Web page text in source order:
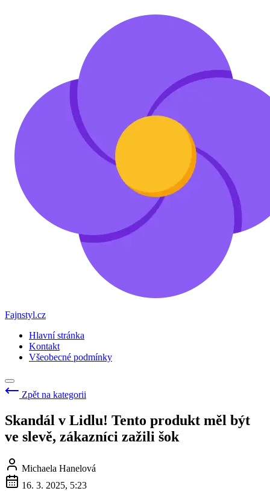
Fajnstyl.cz
Hlavní stránka
Kontakt
Všeobecné podmínky
Zpět na kategorii
Skandál v Lidlu! Tento produkt měl být
ve slevě, zákazníci zažili šok
Michaela Hanelová
16. 3. 2025, 5:23